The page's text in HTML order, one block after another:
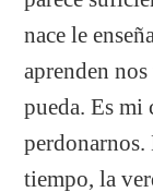
nace le
aprenden
pueda. Es mi
perdonarnos.
tiempo, la